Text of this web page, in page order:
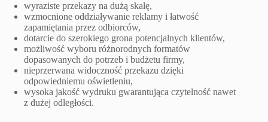
wyraziste przekazy na dużą skalę,
wzmocnione oddziaływanie reklamy i łatwość
zapamiętania przez odbiorców,
dotarcie do szerokiego grona potencjalnych klientów,
możliwość wyboru różnorodnych formatów
dopasowanych do potrzeb i budżetu firmy,
nieprzerwana widoczność przekazu dzięki
odpowiedniemu oświetleniu,
wysoka jakość wydruku gwarantująca czytelność nawet
z dużej odległości.